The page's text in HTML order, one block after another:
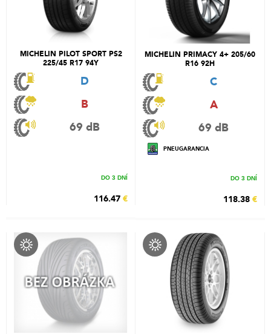
MICHELIN PILOT SPORT PS2
225/45 R17 94Y
D
B
69 dB
DO 3 DNÍ
116.47 €
MICHELIN PRIMACY 4+ 205/60
R16 92H
C
A
69 dB
PNEUGARANCIA
DO 3 DNÍ
118.38 €